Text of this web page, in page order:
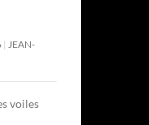
JEAN-
voiles